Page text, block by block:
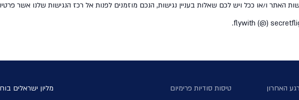
האתר ו/או ככל ויש לכם שאלות בעניין נגישות, הנכם מוזמנים לפנות אל רכז הנגישות שלנו אשר
האחרון טיסות סודיות פרימיום מליון ישראלים